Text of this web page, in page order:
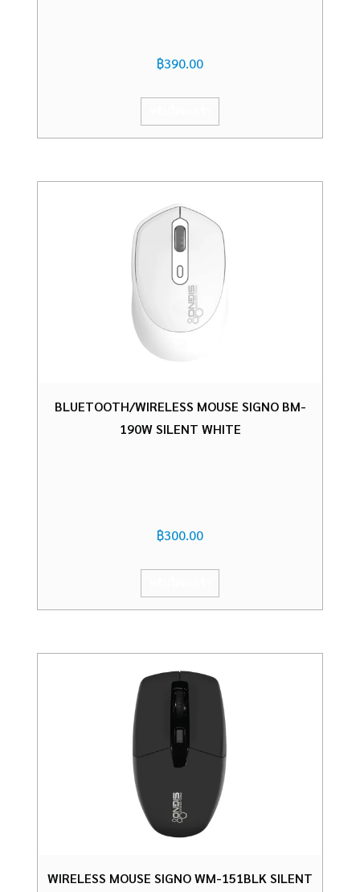
฿390.00
BLUETOOTH/WIRELESS MOUSE SIGNO BM-
190W SILENT WHITE
฿300.00
WIRELESS MOUSE SIGNO WM-151BLK SILENT